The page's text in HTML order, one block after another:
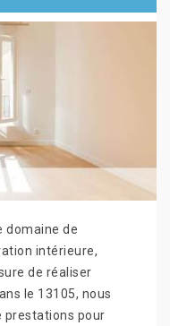
domaine de
intérieure,
de réaliser
le 13105, nous
prestations pour